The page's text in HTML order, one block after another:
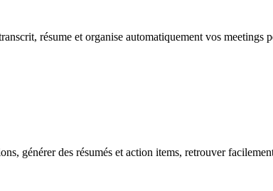
résume et organise automatiquement vos meetings
générer des résumés et action items, retrouver